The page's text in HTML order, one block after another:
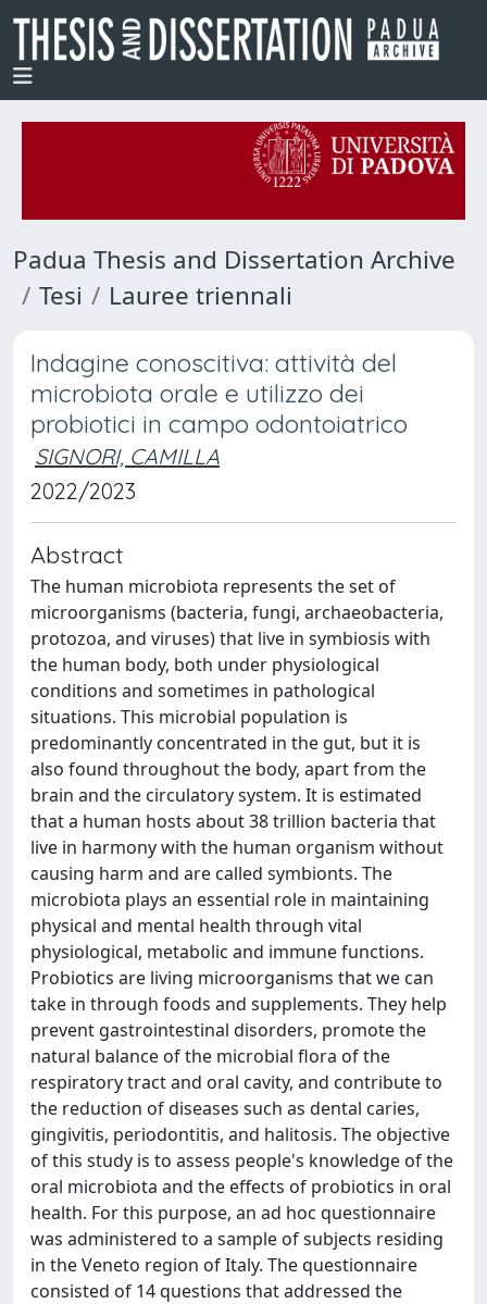
Padua Thesis and Dissertation Archive
Tesi
Lauree triennali
Indagine conoscitiva: attività del
microbiota orale e utilizzo dei
probiotici in campo odontoiatrico
SIGNORI, CAMILLA
2022/2023
Abstract
The human microbiota represents the set of
microorganisms (bacteria, fungi, archaeobacteria,
protozoa, and viruses) that live in symbiosis with
the human body, both under physiological
conditions and sometimes in pathological
situations. This microbial population is
predominantly concentrated in the gut, but it is
also found throughout the body, apart from the
brain and the circulatory system. It is estimated
that a human hosts about 38 trillion bacteria that
live in harmony with the human organism without
causing harm and are called symbionts. The
microbiota plays an essential role in maintaining
physical and mental health through vital
physiological, metabolic and immune functions.
Probiotics are living microorganisms that we can
take in through foods and supplements. They help
prevent gastrointestinal disorders, promote the
natural balance of the microbial flora of the
respiratory tract and oral cavity, and contribute to
the reduction of diseases such as dental caries,
gingivitis, periodontitis, and halitosis. The objective
of this study is to assess people's knowledge of the
oral microbiota and the effects of probiotics in oral
health. For this purpose, an ad hoc questionnaire
was administered to a sample of subjects residing
in the Veneto region of Italy. The questionnaire
consisted of 14 questions that addressed the